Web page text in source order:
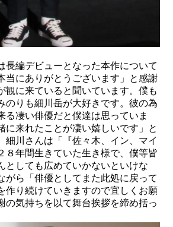
長編デビューとなった本作について
当にありがとうございます」と感謝
観に来ていると聞いています。僕も
のりも細川岳が大好きです。彼の為
る凄い俳優だと僕達は思っていま
に来れたことが凄い嬉しいです」と
細川さんは「『佐々木、イン、マイ
８年間生きていた生き様で、僕等皆
としても広めていかないといけな
がら「俳優としてまた此処に戻って
作り続けていきますので宜しくお願
の気持ちを以て舞台挨拶を締め括っ